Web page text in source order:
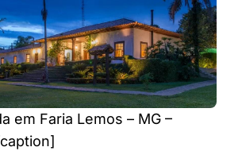
em Faria Lemos – MG –